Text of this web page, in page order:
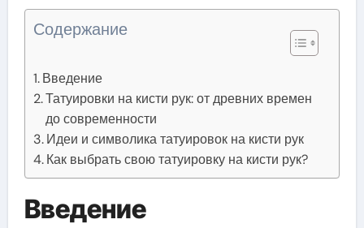
Содержание
Введение
Татуировки на кисти рук: от древних времен
до современности
Идеи и символика татуировок на кисти рук
Как выбрать свою татуировку на кисти рук?
Введение